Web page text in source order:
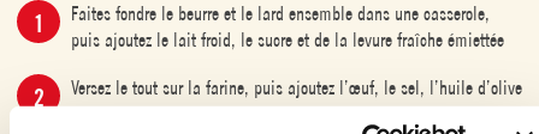
Faites fondre le beurre et le lard ensemble dans une casserole,
puis ajoutez le lait froid, le sucre et de la levure fraîche émiettée
Versez le tout sur la farine, puis ajoutez l’œuf, le sel, l’huile d’olive
et pétrissez fermement